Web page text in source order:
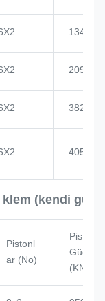
134
209
382
405
(kendi
Pistonl
ar (No)
Piston
Güç
(KN)